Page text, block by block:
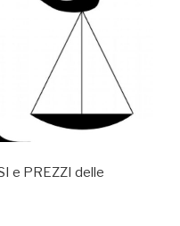
e PREZZI delle